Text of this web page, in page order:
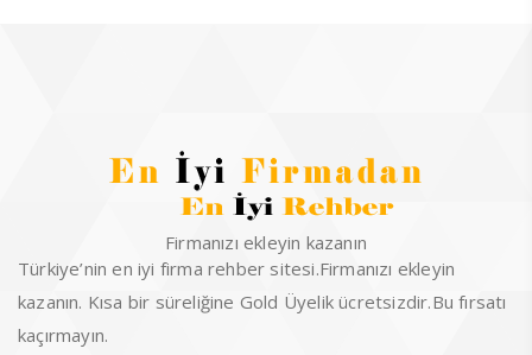
Firmanızı ekleyin kazanın
Türkiye’nin en iyi firma rehber sitesi.Firmanızı ekleyin
kazanın. Kısa bir süreliğine Gold Üyelik ücretsizdir.Bu fırsatı
kaçırmayın.